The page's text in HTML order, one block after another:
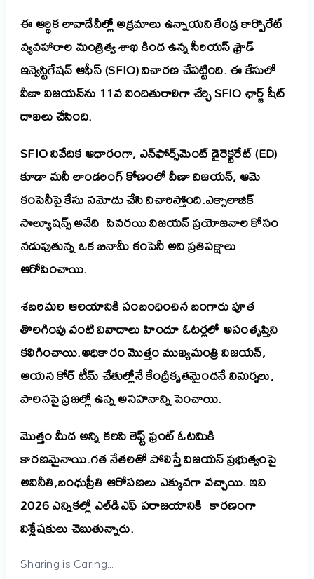
ఈ ఆర్థిక లావాదేవీల్లో అక్రమాలు ఉన్నాయని కేంద్ర కార్పొరేట్
వ్యవహారాల మంత్రిత్వ శాఖ కింద ఉన్న సీరియస్ ఫ్రౌడ్
ఇన్వెస్టిగేషన్ ఆఫీస్ (SFIO) విచారణ చేపట్టింది. ఈ కేసులో
వీణా విజయన్‌ను 11వ నిందితురాలిగా చేర్చి SFIO ఛార్జ్ షీట్
దాఖలు చేసింది.
SFIO నివేదిక ఆధారంగా, ఎన్‌ఫోర్స్‌మెంట్ డైరెక్టరేట్ (ED)
కూడా మనీ లాండరింగ్ కోణంలో వీణా విజయన్, ఆమె
కంపెనీపై కేసు నమోదు చేసి విచారిస్తోంది.ఎక్సాలాజిక్
సొల్యూషన్స్ అనేది పినరయి విజయన్ ప్రయోజనాల కోసం
నడుపుతున్న ఒక బినామీ కంపెనీ అని ప్రతిపక్షాలు
ఆరోపించాయి.
శబరిమల ఆలయానికి సంబంధించినబంగారుపూత
తొలగింపు వంటి వివాదాలు హిందూ ఓటర్లలో అసంతృప్తిని
కలిగించాయి.అధికారం మొత్తం ముఖ్యమంత్రి విజయన్,
ఆయన కోర్ టీమ్ చేతుల్లోనే కేంద్రీకృతమైందనే విమర్శలు,
పాలనపై ప్రజల్లో ఉన్న అసహనాన్ని పెంచాయి.
మొత్తంమీదఅన్నికలసిలెఫ్ట్ఫ్రంట్ఓటమికి
కారణమైనాయి.గత నేతలతో పోలిస్తే విజయన్ ప్రభుత్వంపై
అవినీతి,బంధుప్రీతి ఆరోపణలు ఎక్కువగా వచ్చాయి. ఇవి
2026 ఎన్నికల్లో ఎల్‌డిఎఫ్ పరాజయానికి కారణంగా
విశ్లేషకులు చెబుతున్నారు.
Sharing is Caring...